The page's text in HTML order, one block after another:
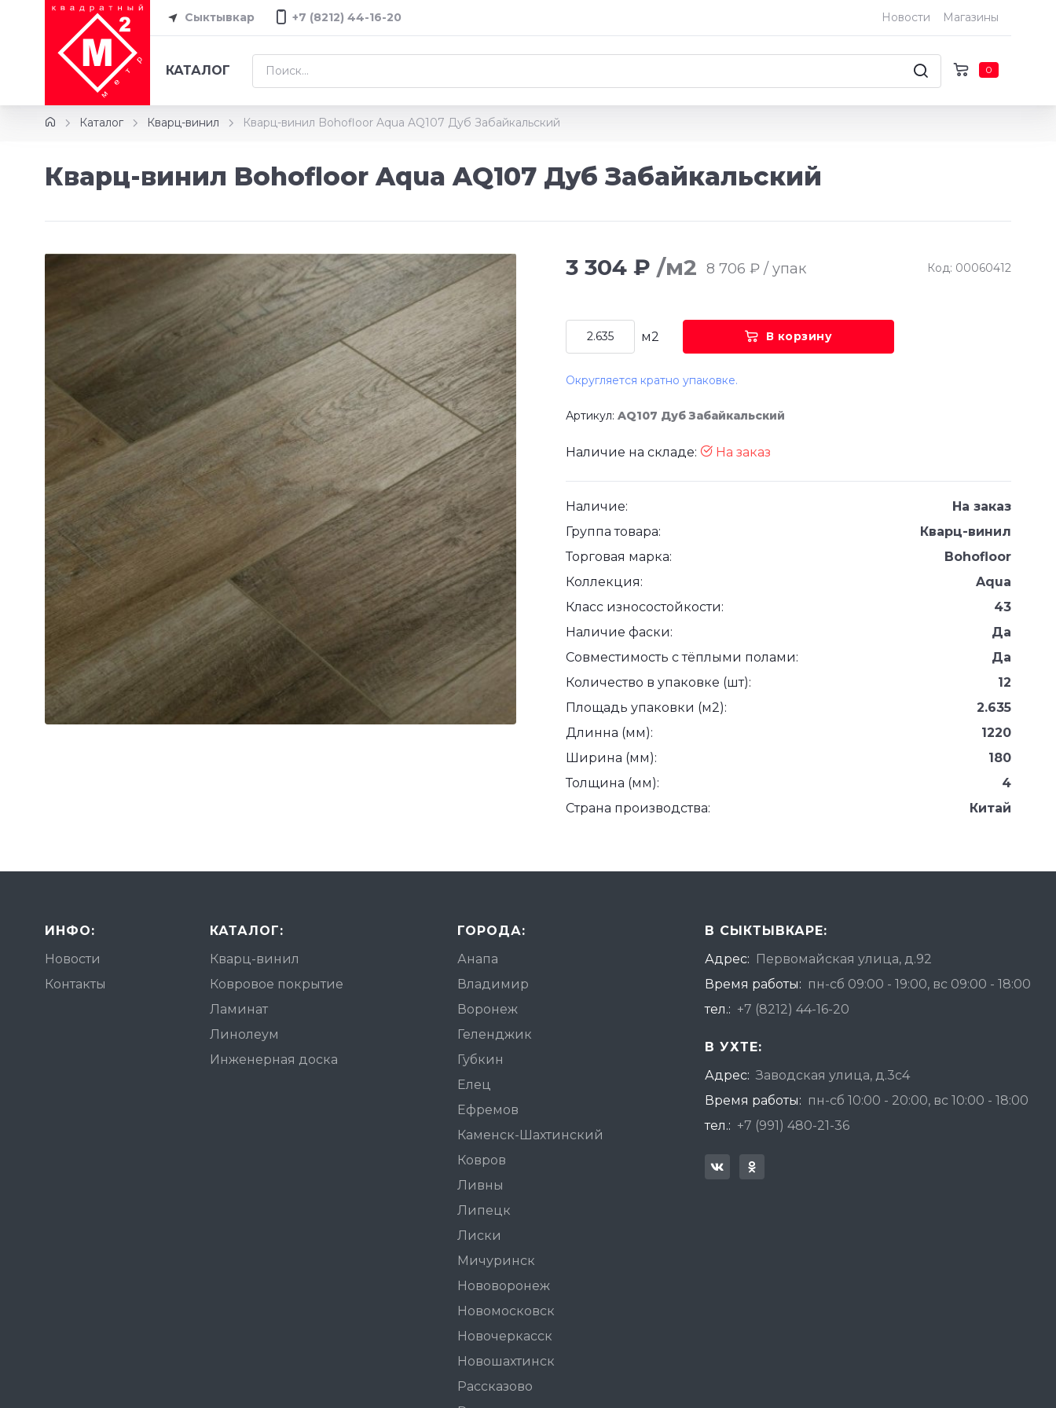
Сыктывкар +7 (8212) 44-16-20 Новости Магазины
КАТАЛОГ 0
Каталог Кварц-винил Кварц-винил Bohofloor Aqua AQ107 Дуб Забайкальский
Кварц-винил Bohofloor Aqua AQ107 Дуб Забайкальский
3 304 ₽ /м2 8 706 ₽ / упак Код: 00060412
м2 В корзину
Округляется кратно упаковке.
Артикул: AQ107 Дуб Забайкальский
Наличие на складе: На заказ
Наличие:
На заказ
Группа товара:
Кварц-винил
Торговая марка:
Bohofloor
Коллекция:
Aqua
Класс износостойкости:
43
Наличие фаски:
Да
Совместимость с тёплыми полами:
Да
Количество в упаковке (шт):
12
Площадь упаковки (м2):
2.635
Длинна (мм):
1220
Ширина (мм):
180
Толщина (мм):
4
Страна производства:
Китай
ИНФО:
Новости
Контакты
КАТАЛОГ:
Кварц-винил
Ковровое покрытие
Ламинат
Линолеум
Инженерная доска
ГОРОДА:
Анапа
Владимир
Воронеж
Геленджик
Губкин
Елец
Ефремов
Каменск-Шахтинский
Ковров
Ливны
Липецк
Лиски
Мичуринск
Нововоронеж
Новомосковск
Новочеркасск
Новошахтинск
Рассказово
В СЫКТЫВКАРЕ:
Адрес:
Первомайская улица, д.92
Время работы: пн-сб 09:00 - 19:00, вс 09:00 - 18:00
тел.: +7 (8212) 44-16-20
В УХТЕ:
Адрес: Заводская улица, д.3с4
Время работы: пн-сб 10:00 - 20:00, вс 10:00 - 18:00
тел.: +7 (991) 480-21-36